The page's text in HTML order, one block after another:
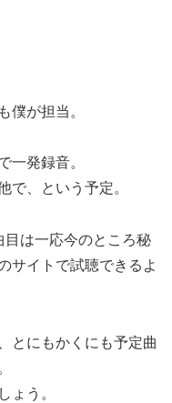
僕が担当。
一発録音。
で、という予定。
は一応今のところ秘
サイトで試聴できるよ
とにもかくにも予定曲
ょう。